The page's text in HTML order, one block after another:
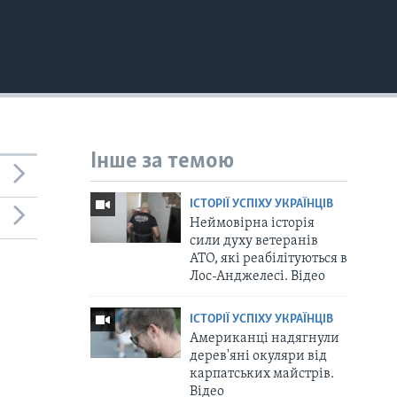
Інше за темою
ІСТОРІЇ УСПІХУ УКРАЇНЦІВ
Неймовірна історія
сили духу ветеранів
АТО, які реабілітуються в
Лос-Анджелесі. Відео
ІСТОРІЇ УСПІХУ УКРАЇНЦІВ
Американці надягнули
дерев'яні окуляри від
карпатських майстрів.
Відео